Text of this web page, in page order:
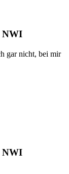
NWI
gar nicht, bei mir
NWI